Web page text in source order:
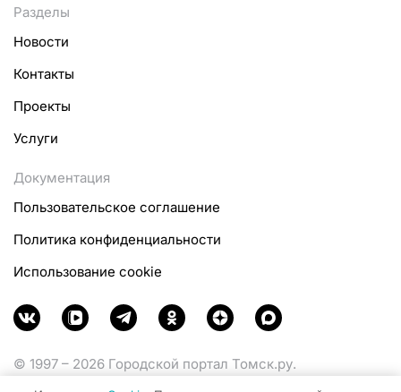
Разделы
Новости
Контакты
Проекты
Услуги
Документация
Пользовательское соглашение
Политика конфиденциальности
Использование cookie
© 1997 – 2026 Городской портал Томск.ру.